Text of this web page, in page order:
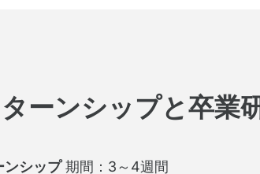
ーンシップと卒業
ンシップ期間：3～4週間